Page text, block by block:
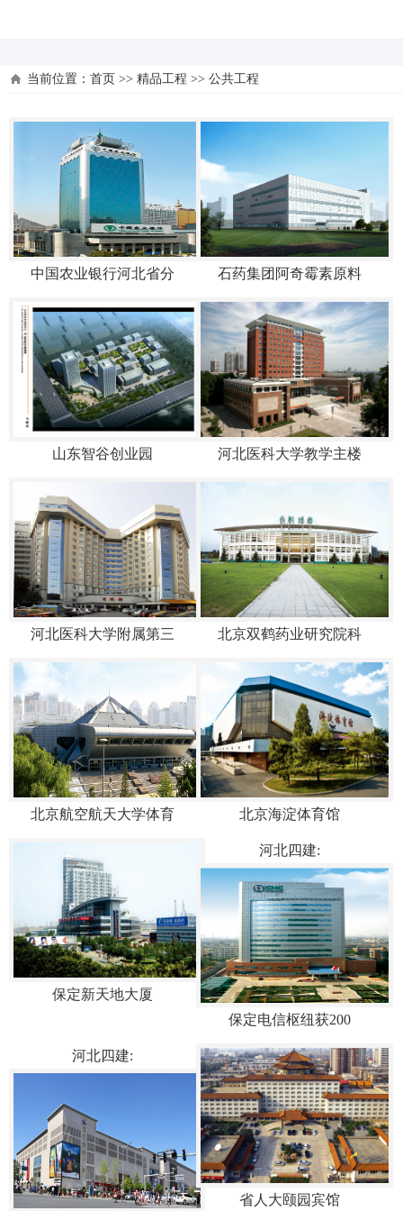
当前位置： 首页 >> 精品工程 >> 公共工程
中国农业银行河北省分 石药集团阿奇霉素原料
山东智谷创业园 河北医科大学教学主楼
河北医科大学附属第三 北京双鹤药业研究院科
北京航空航天大学体育 北京海淀体育馆
保定新天地大厦
河北四建:
保定电信枢纽获200
河北四建:
省人大颐园宾馆